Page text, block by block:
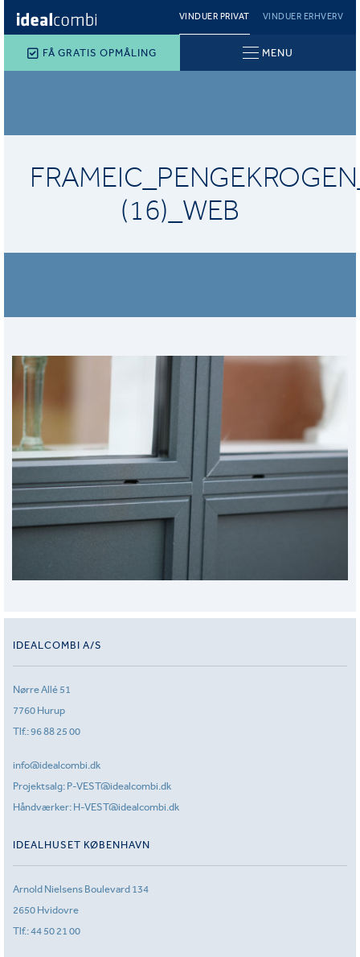
VINDUER PRIVAT VINDUER ERHVERV
FÅ GRATIS OPMÅLING MENU
(16)_WEB
IDEALCOMBI A/S
Nørre Allé 51
7760 Hurup
Tlf.:96 88 25 00
info@idealcombi.dk
Projektsalg: P-VEST@idealcombi.dk
Håndværker: H-VEST@idealcombi.dk
IDEALHUSET KØBENHAVN
Arnold Nielsens Boulevard 134
2650 Hvidovre
Tlf.:44 50 21 00